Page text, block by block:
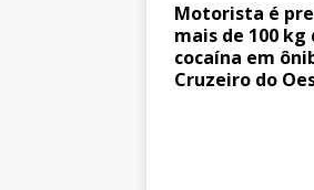
Motorista é
mais de 100 kg
cocaína em
Cruzeiro do